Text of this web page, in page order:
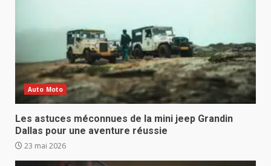
Auto Moto
Les astuces méconnues de la mini jeep Grandin
Dallas pour une aventure réussie
23 mai 2026